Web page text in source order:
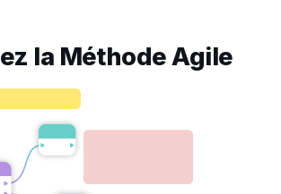
la Méthode Agile